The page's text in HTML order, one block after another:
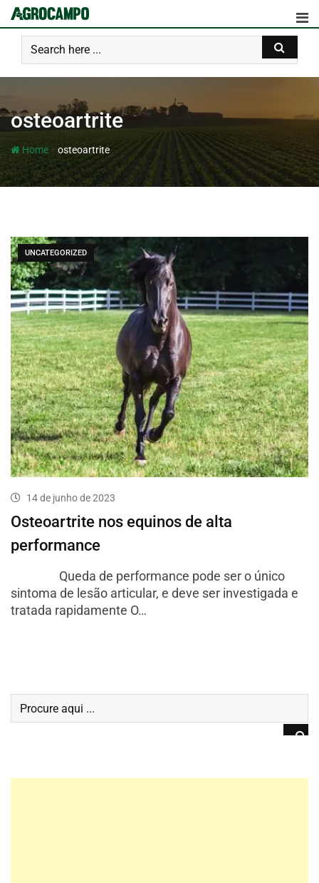
osteoartrite
Home- osteoartrite
UNCATEGORIZED
14 de junho de 2023
Osteoartrite nos equinos de alta
performance
Queda de performance pode ser o único
sintoma de lesão articular, e deve ser investigada e
tratada rapidamente O…